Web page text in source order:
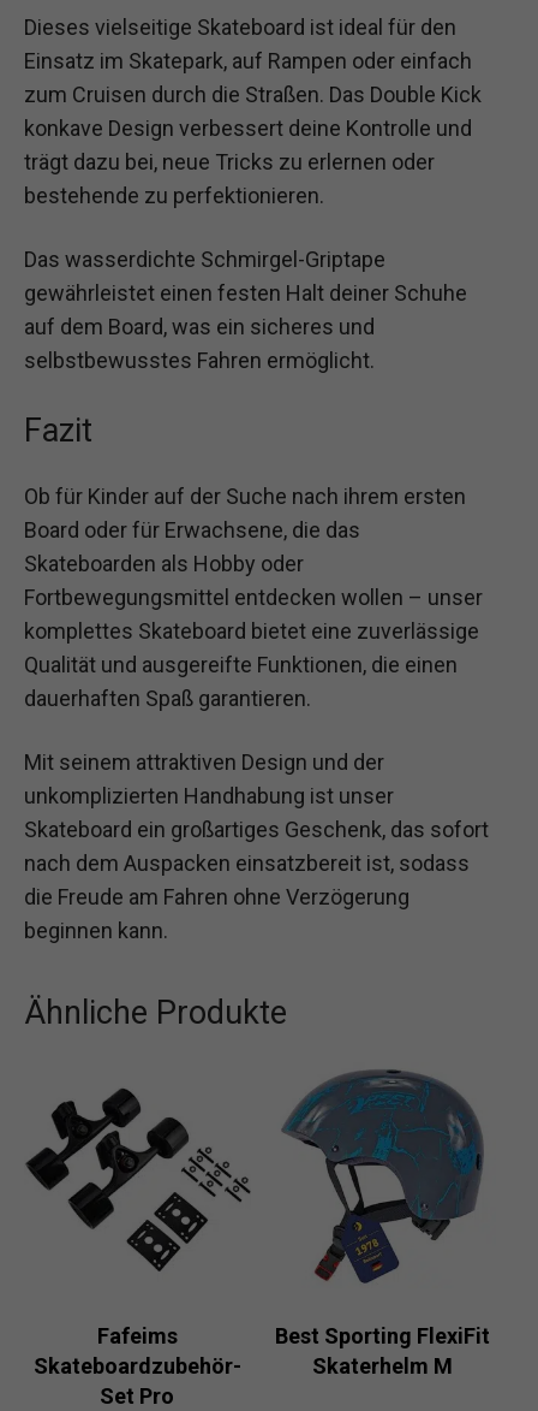
Dieses vielseitige Skateboard ist ideal für den
Einsatz im Skatepark, auf Rampen oder einfach
zum Cruisen durch die Straßen. Das Double Kick
konkave Design verbessert deine Kontrolle und
trägt dazu bei, neue Tricks zu erlernen oder
bestehende zu perfektionieren.
Das wasserdichte Schmirgel-Griptape
gewährleistet einen festen Halt deiner Schuhe
auf dem Board, was ein sicheres und
selbstbewusstes Fahren ermöglicht.
Fazit
Ob für Kinder auf der Suche nach ihrem ersten
Board oder für Erwachsene, die das
Skateboarden als Hobby oder
Fortbewegungsmittel entdecken wollen – unser
komplettes Skateboard bietet eine zuverlässige
Qualität und ausgereifte Funktionen, die einen
dauerhaften Spaß garantieren.
Mit seinem attraktiven Design und der
unkomplizierten Handhabung ist unser
Skateboard ein großartiges Geschenk, das sofort
nach dem Auspacken einsatzbereit ist, sodass
die Freude am Fahren ohne Verzögerung
beginnen kann.
Ähnliche Produkte
Fafeims
Skateboardzubehör-
Set Pro
Best Sporting FlexiFit
Skaterhelm M